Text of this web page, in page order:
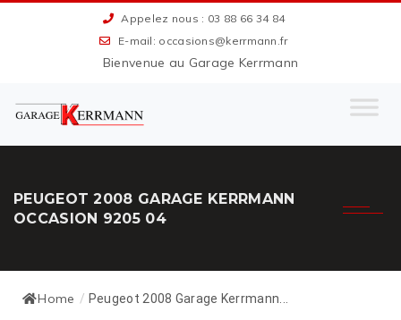
Appelez nous : 03 88 66 34 84
E-mail: occasions@kerrmann.fr
Bienvenue au Garage Kerrmann
PEUGEOT 2008 GARAGE KERRMANN
OCCASION 9205 04
Home / Peugeot 2008 Garage Kerrmann...